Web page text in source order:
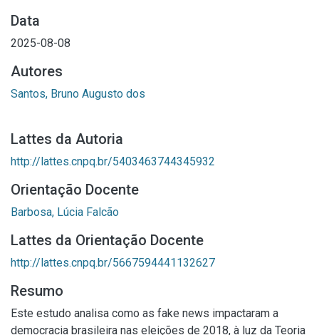
Data
2025-08-08
Autores
Santos, Bruno Augusto dos
Lattes da Autoria
http://lattes.cnpq.br/5403463744345932
Orientação Docente
Barbosa, Lúcia Falcão
Lattes da Orientação Docente
http://lattes.cnpq.br/5667594441132627
Resumo
Este estudo analisa como as fake news impactaram a
democracia brasileira nas eleições de 2018, à luz da Teoria